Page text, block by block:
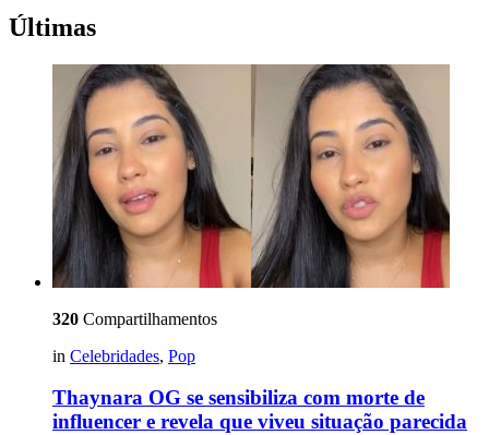
Últimas
320 Compartilhamentos
in Celebridades, Pop
Thaynara OG se sensibiliza com morte de
influencer e revela que viveu situação parecida